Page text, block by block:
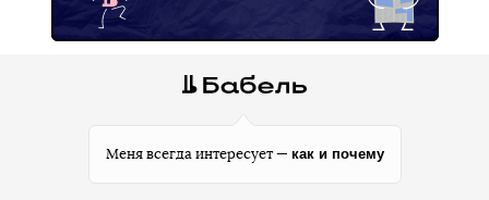
Меня всегда интересует — как и почему